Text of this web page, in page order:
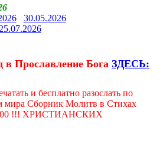
30.05.2026
25.07.2026
Прославление Бога ЗДЕСЬ:
и бесплатно разослать по
мира Сборник Молитв в Стихах
!!! ХРИСТИАНСКИХ